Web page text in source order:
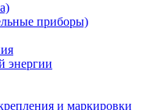
приборы)
энергии
и маркировки